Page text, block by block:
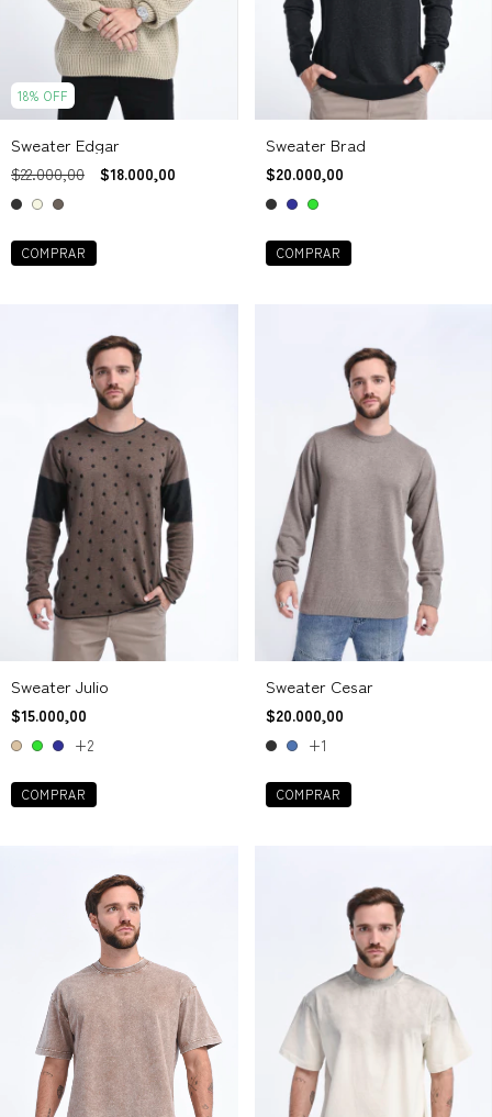
18% OFF
Sweater Edgar
$22.000,00 $18.000,00
COMPRAR
Sweater Brad
$20.000,00
COMPRAR
Sweater Julio
$15.000,00
+2
COMPRAR
Sweater Cesar
$20.000,00
+1
COMPRAR